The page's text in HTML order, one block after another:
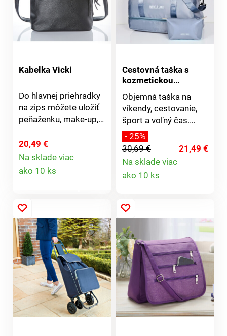
Kabelka Vicki
Do hlavnej priehradky
na zips môžete uložiť
peňaženku, make-up,
Tri priehradky na zips
pojmú všetko, čo
potrebujete mať
nastaviteľným
ramenným popruhom.
Ochrana RFID proti
krádeži dát.
20,49 €
Na sklade viac
ako 10 ks
Cestovná taška s
kozmetickou
Objemná taška na
víkendy, cestovanie,
šport a voľný čas.
Topánky a športové
vybavenie sú
prehľadne oddelené
od oblečenia v
spodnej priehradke na
priehradka s vreckom
na mokré veci.
Praktická vonkajšia
priehradka. Pevné
uchá a ramenný
popruh. Jednoduché
pripevnenie ku kufru.
- 25%
30,69 €
21,49 €
Na sklade viac
ako 10 ks